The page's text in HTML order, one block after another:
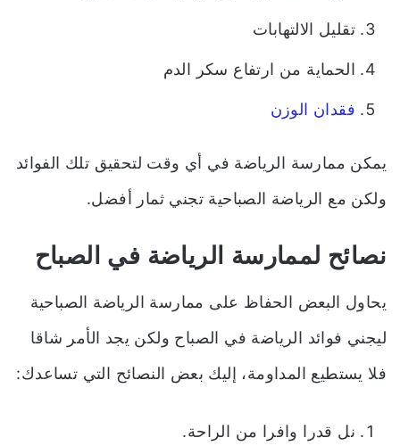
تقليل الالتهابات
الحماية من ارتفاع سكر الدم
فقدان الوزن
يمكن ممارسة الرياضة في أي وقت لتحقيق تلك الفوائد
ولكن مع الرياضة الصباحية تجني ثمار أفضل.
نصائح لممارسة الرياضة في الصباح
يحاول البعض الحفاظ على ممارسة الرياضة الصباحية
ليجني فوائد الرياضة في الصباح ولكن يجد الأمر شاقا
فلا يستطيع المداومة، إليك بعض النصائح التي تساعدك:
نل قدرا وافرا من الراحة.